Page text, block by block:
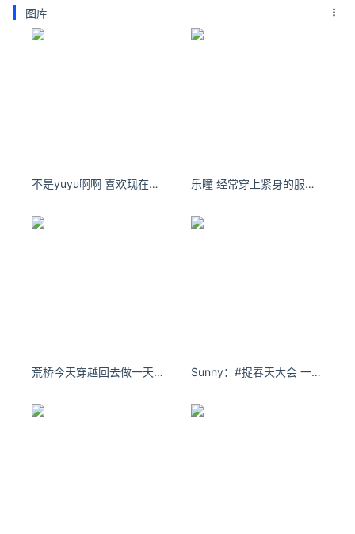
处( 爱尖刀 )及本页链接。
图库
不是yuyu啊啊 喜欢现在的生活～ ​​​​ 乐瞳 经常穿上紧身的服装，不经意展现女性的迷人曲线。
荒桥今天穿越回去做一天小师妹吧～#写真 #摄影 #古风 #穿越 Sunny：#捉春天大会 一天双更 谁懂啊